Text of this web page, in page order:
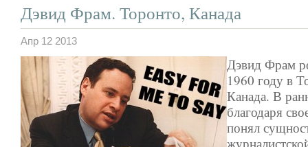
Дэвид Фрам. Торонто, Канада
Апр 12 2013
Дэвид Фрам
1960 году в
Канада. В
благодаря
понял